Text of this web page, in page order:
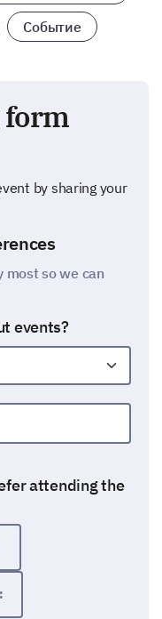
Событие
by sharing your
most so we can
events?
attending the